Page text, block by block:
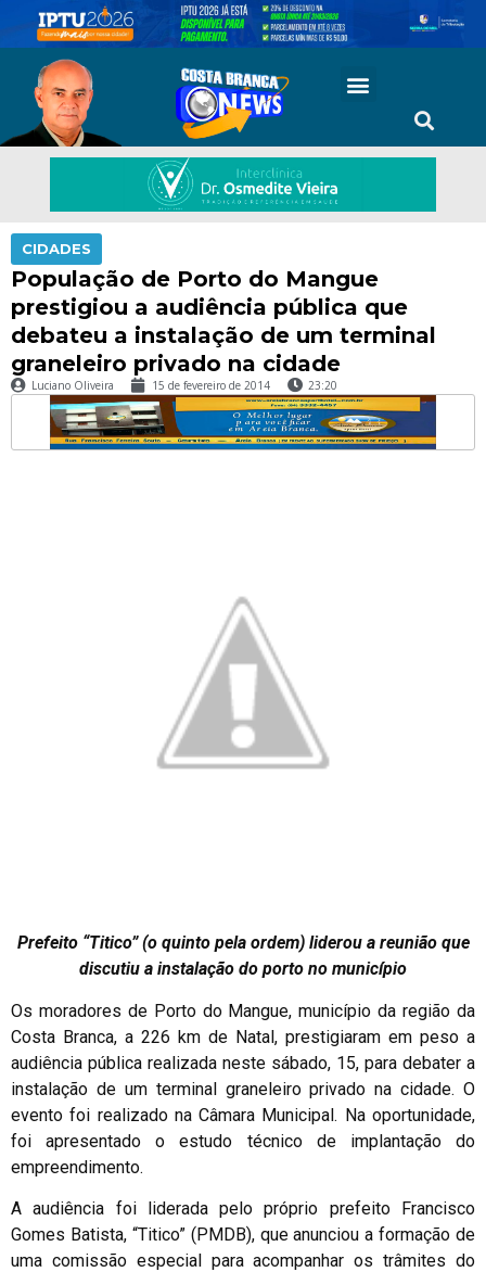
CIDADES
População de Porto do Mangue
prestigiou a audiência pública que
debateu a instalação de um terminal
graneleiro privado na cidade
Luciano Oliveira 15 de fevereiro de 2014 23:20
Prefeito “Titico” (o quinto pela ordem) liderou a reunião que
discutiu a instalação do porto no município
Os moradores de Porto do Mangue, município da região da
Costa Branca, a 226 km de Natal, prestigiaram em peso a
audiência pública realizada neste sábado, 15, para debater a
instalação de um terminal graneleiro privado na cidade. O
evento foi realizado na Câmara Municipal. Na oportunidade,
foi apresentado o estudo técnico de implantação do
empreendimento.
A audiência foi liderada pelo próprio prefeito Francisco
Gomes Batista, “Titico” (PMDB), que anunciou a formação de
uma comissão especial para acompanhar os trâmites do